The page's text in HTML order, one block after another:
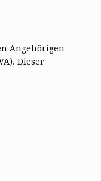
Angehörigen
Dieser